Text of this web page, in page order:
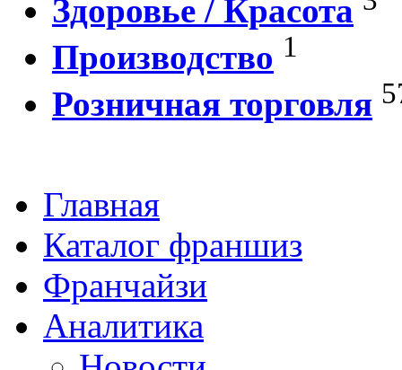
Здоровье / Красота
Производство 1
Розничная торговля
Главная
Каталог франшиз
Франчайзи
Аналитика